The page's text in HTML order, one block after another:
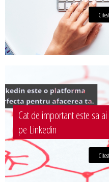
Cat de important este sa
pe Linkedin